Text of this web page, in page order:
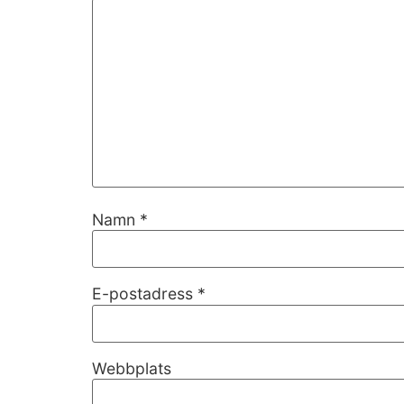
Namn *
E-postadress *
Webbplats
Nödvändiga
Dessa kakor
går inte att
behövs för
att hemsidan
över huvud